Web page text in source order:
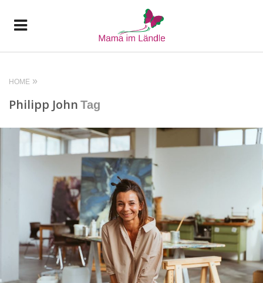
HOME
Philipp John Tag
READ MORE